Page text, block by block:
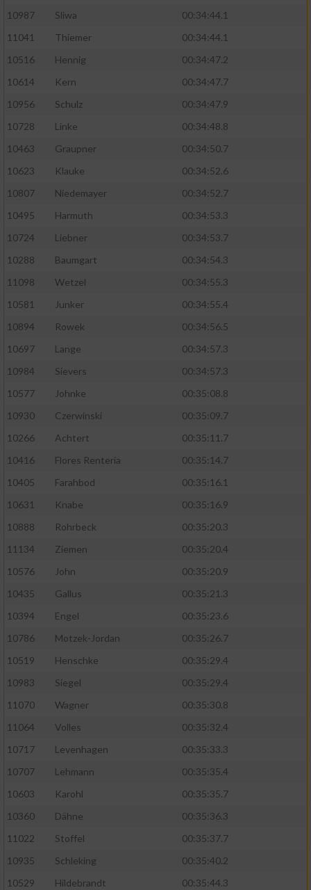
10987 Sliwa
00:34:44.1
11041
Thiemer
00:34:44.1
10516
Hennig
00:34:47.2
10614
Kern
00:34:47.7
10956
Schulz
00:34:47.9
10728
Linke
00:34:48.8
10463
Graupner
00:34:50.7
10623
Klauke
00:34:52.6
10807
Niedemayer
00:34:52.7
10495
Harmuth
00:34:53.3
10724
Liebner
00:34:53.7
10288
Baumgart
00:34:54.3
11098
Wetzel
00:34:55.3
10581
Junker
00:34:55.4
10894
Rowek
00:34:56.5
10697
Lange
00:34:57.3
10984
Sievers
00:34:57.3
10577
Johnke
00:35:08.8
10930
Czerwinski
00:35:09.7
10266
Achtert
00:35:11.7
10416
Flores Renteria
00:35:14.7
10405
Farahbod
00:35:16.1
10631
Knabe
00:35:16.9
10888
Rohrbeck
00:35:20.3
11134
Ziemen
00:35:20.4
10576
John
00:35:20.9
10435
Gallus
00:35:21.3
10394
Engel
00:35:23.6
10786
Motzek-Jordan
00:35:26.7
10519
Henschke
00:35:29.4
10983
Siegel
00:35:29.4
11070
Wagner
00:35:30.8
11064
Volles
00:35:32.4
10717
Levenhagen
00:35:33.3
10707
Lehmann
00:35:35.4
10603
Karohl
00:35:35.7
10360
Dähne
00:35:36.3
11022
Stoffel
00:35:37.7
10935
Schleking
00:35:40.2
10529
Hildebrandt
00:35:44.3